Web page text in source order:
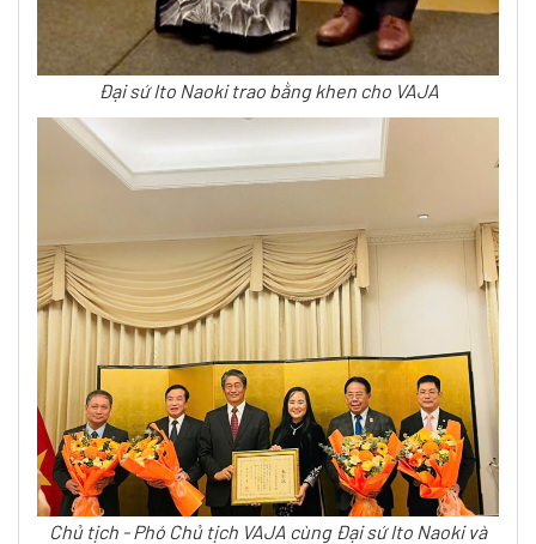
Đại sứ Ito Naoki trao bằng khen cho VAJA
Chủ tịch - Phó Chủ tịch VAJA cùng Đại sứ Ito Naoki và